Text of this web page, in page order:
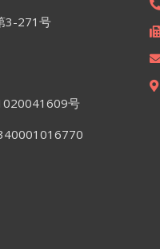
3-271号
号